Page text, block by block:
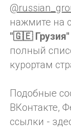
нажмите на
"🇬🇪 Грузия"
полный
курортам
Подобные
ВКонтакте,
ссылки -